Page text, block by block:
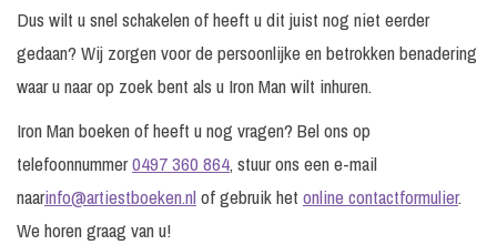
Dus wilt u snel schakelen of heeft u dit juist nog niet eerder
gedaan? Wij zorgen voor de persoonlijke en betrokken benadering
waar u naar op zoek bent als u Iron Man wilt inhuren.
Iron Man boeken of heeft u nog vragen? Bel ons op
telefoonnummer0497 360 864, stuur ons een e-mail
naarinfo@artiestboeken.nlof gebruik het online contactformulier.
We horen graag van u!